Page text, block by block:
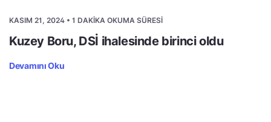
KASIM 21, 2024 • 1 DAKIKA OKUMA SÜRESI
Kuzey Boru, DSİ ihalesinde birinci oldu
Devamını Oku